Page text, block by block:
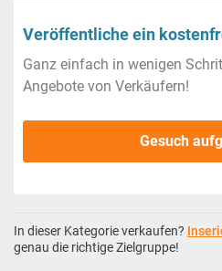
Veröffentliche ein
Ganz einfach in wenigen
Angebote von Verkäufern!
Gesuch
In dieser Kategorie verkaufen?
genau die richtige Zielgruppe!